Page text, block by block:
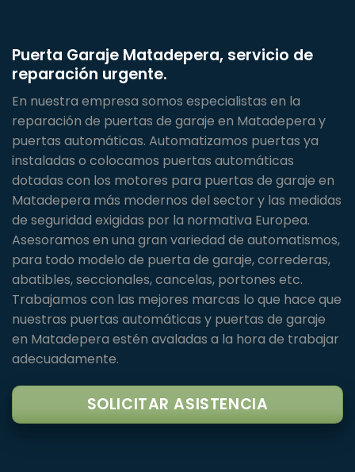
Puerta Garaje Matadepera, servicio de
reparación urgente.
En nuestra empresa somos especialistas en la
reparación de puertas de garaje en Matadepera y
puertas automáticas. Automatizamos puertas ya
instaladas o colocamos puertas automáticas
dotadas con los motores para puertas de garaje en
Matadepera más modernos del sector y las medidas
de seguridad exigidas por la normativa Europea.
Asesoramos en una gran variedad de automatismos,
para todo modelo de puerta de garaje, correderas,
abatibles, seccionales, cancelas, portones etc.
Trabajamos con las mejores marcas lo que hace que
nuestras puertas automáticas y puertas de garaje
en Matadepera estén avaladas a la hora de trabajar
adecuadamente.
SOLICITAR ASISTENCIA